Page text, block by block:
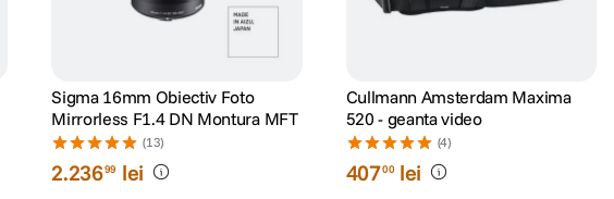
Sigma 16mm Obiectiv Foto
Mirrorless F1.4 DN Montura MFT
(13)
2.23699 lei
Cullmann Amsterdam Maxima
520 - geanta video
(4)
40700 lei